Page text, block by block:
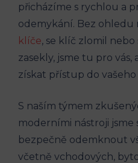
přicházíme s rychlou a
odemykání. Bez ohledu
klíče, se klíč zlomil
zasekly, jsme tu pro
získat přístup do
S naším týmem
moderními nástroji jsme
bezpečně odemknout
včetně vchodových,